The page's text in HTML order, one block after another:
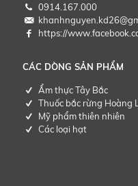
0914.167.000
https://
CÁC DÒNG SẢN PHẨM
Ẩm thực Tây Bắc
Thuốc bắc rừng Hoàng
Mỹ phẩm thiên nhiên
Các loại hạt